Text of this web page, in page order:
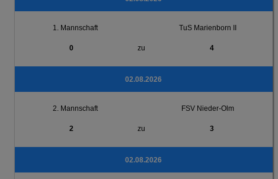
1. Mannschaft TuS Marienborn II
0 zu 4
02.08.2026
2. Mannschaft FSV Nieder-Olm
2 zu 3
02.08.2026